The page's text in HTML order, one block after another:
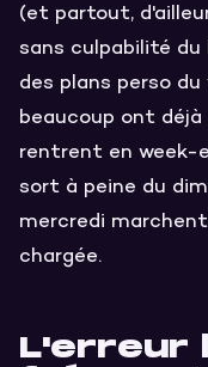
(et partout,
sans culpabilité du
des plans perso du
beaucoup ont déjà
rentrent en week-
sort à peine du
mercredi
chargée.
L'erreur